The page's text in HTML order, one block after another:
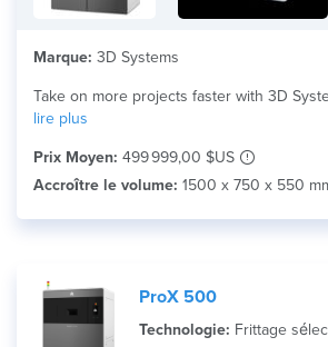
Marque: 3D Systems
Take on more projects faster with 3D
lire plus
Prix Moyen: 499 999,00 $US
Accroître le volume: 1500 x 750 x 550
ProX 500
Technologie: Frittage